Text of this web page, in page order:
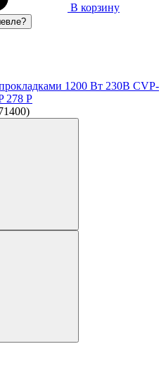
В корзину
1200 Вт 230В CVP-
278 P